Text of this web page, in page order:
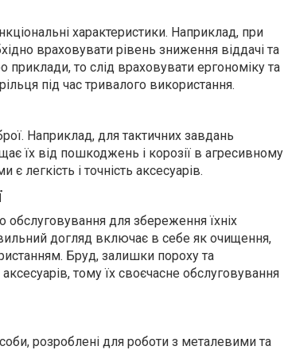
характеристики. Наприклад, при
враховувати рівень зниження віддачі та
то слід враховувати ергономіку та
під час тривалого використання.
Наприклад, для тактичних завдань
їх від пошкоджень і корозії в агресивному
легкість і точність аксесуарів.
для збереження їхніх
догляд включає в себе як очищення,
Бруд, залишки пороху та
тому їх своєчасне обслуговування
розроблені для роботи з металевими та